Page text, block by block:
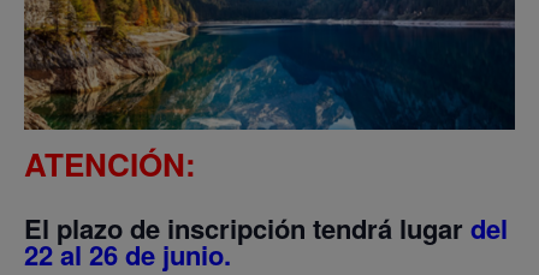
ATENCIÓN:
El plazo de inscripción tendrá lugar del
22 al 26 de junio.